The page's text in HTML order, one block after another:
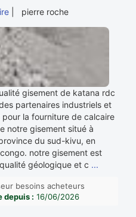
| pierre roche
gisement de katana rdc
partenaires industriels et
la fourniture de calcaire
notre gisement situé à
du sud-kivu, en
notre gisement est
géologique et c ...
besoins acheteurs
depuis : 16/06/2026